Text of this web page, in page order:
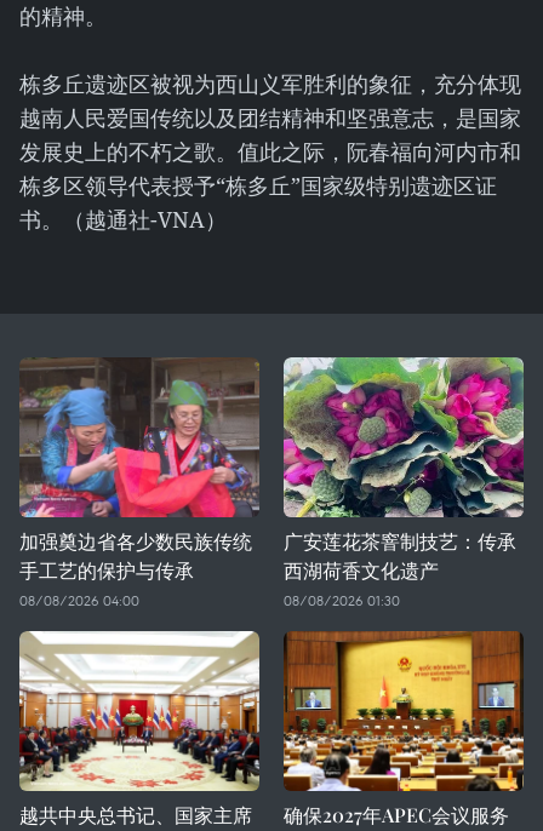
的精神。
栋多丘遗迹区被视为西山义军胜利的象征，充分体现
越南人民爱国传统以及团结精神和坚强意志，是国家
发展史上的不朽之歌。值此之际，阮春福向河内市和
栋多区领导代表授予“栋多丘”国家级特别遗迹区证
书。（越通社-VNA）
加强奠边省各少数民族传统
手工艺的保护与传承
08/08/2026 04:00
广安莲花茶窨制技艺：传承
西湖荷香文化遗产
08/08/2026 01:30
越共中央总书记、国家主席 确保2027年APEC会议服务